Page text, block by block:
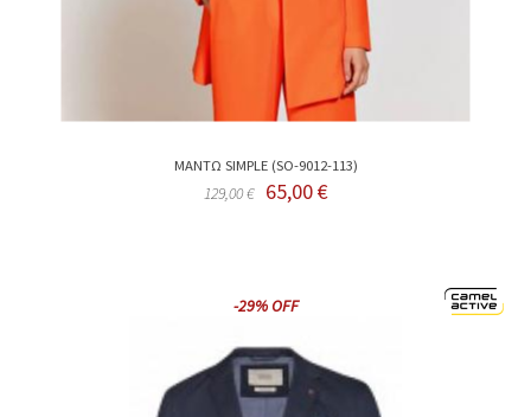
ΜΑΝΤΩ SIMPLE (SO-9012-113)
129,00 € 65,00 €
-29% OFF